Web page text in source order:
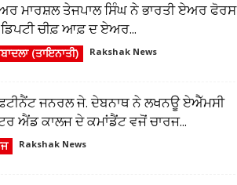
ਮਾਰਸ਼ਲ ਤੇਜਪਾਲ ਸਿੰਘ ਨੇ ਭਾਰਤੀ ਏਅਰ ਫੋਰਸ
ਚੀਫ਼ ਆਫ਼ ਦ ਏਅਰ...
(ਤਾਇਨਾਤੀ) Rakshak News
ਜਨਰਲ ਜੇ. ਦੇਬਨਾਥ ਨੇ ਲਖਨਊ ਏਐੱਮਸੀ
ਐਂਡ ਕਾਲਜ ਦੇ ਕਮਾਂਡੈਂਟ ਵਜੋਂ ਚਾਰਜ...
Rakshak News